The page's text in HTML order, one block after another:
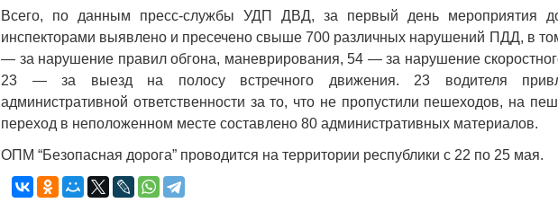
Всего, по данным пресс-службы УДП ДВД, за первый день мероприятия
инспекторами выявлено и пресечено свыше 700 различных нарушений ПДД, в
— за нарушение правил обгона, маневрирования, 54 — за нарушение
23 — за выезд на полосу встречного движения. 23 водителя
административной ответственности за то, что не пропустили пешеходов, на
переход в неположенном месте составлено 80 административных материалов.
ОПМ “Безопасная дорога” проводится на территории республики с 22 по 25 мая.
Война Миров.
Сороса
08.11.2024 09:00